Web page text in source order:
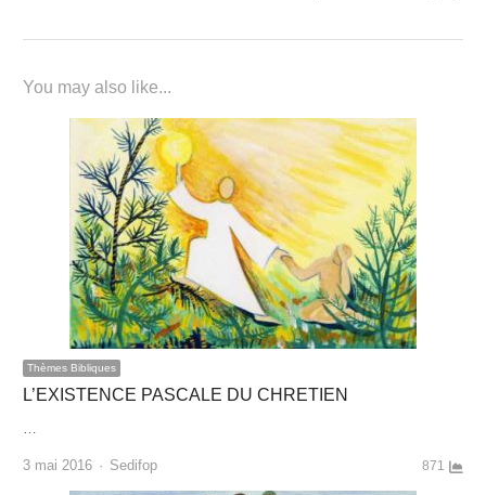
You may also like...
Thèmes Bibliques
L’EXISTENCE PASCALE DU CHRETIEN
3 mai 2016 Author
Sedifop 871